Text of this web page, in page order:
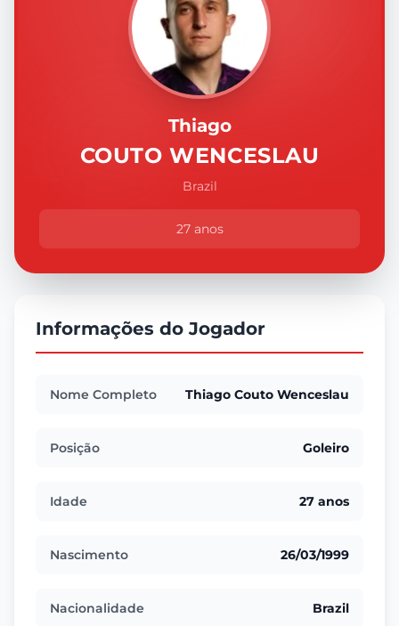
Thiago
COUTO WENCESLAU
Brazil
27 anos
Informações do Jogador
Nome Completo Thiago Couto Wenceslau
Posição Goleiro
Idade 27 anos
Nascimento 26/03/1999
Nacionalidade Brazil